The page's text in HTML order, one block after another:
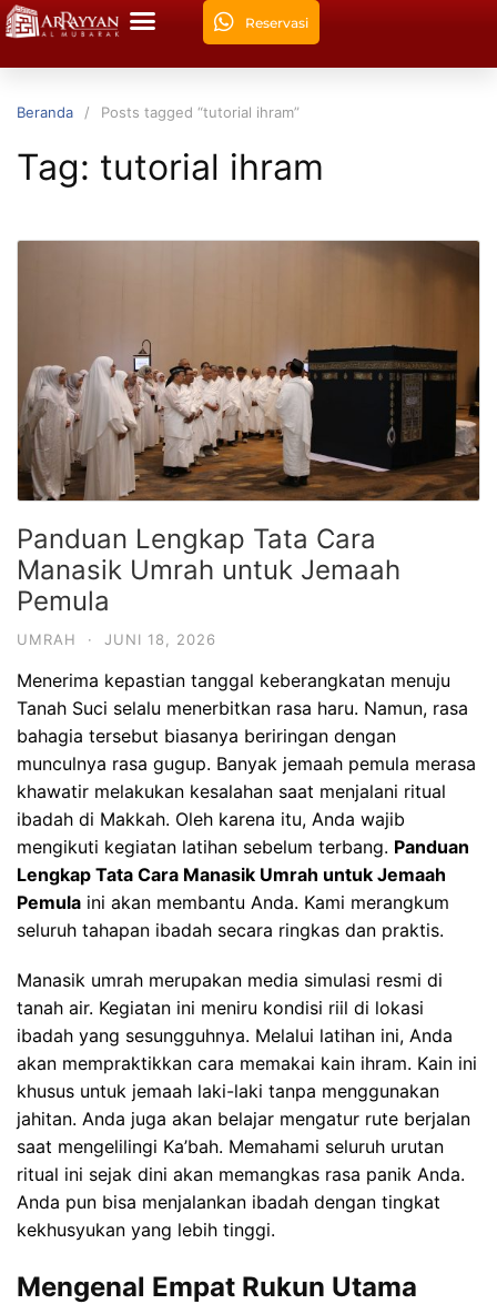
Reservasi
Beranda Posts tagged “tutorial ihram”
Tag: tutorial ihram
Panduan Lengkap Tata Cara
Manasik Umrah untuk Jemaah
Pemula
UMRAH · JUNI 18, 2026
Menerima kepastian tanggal keberangkatan menuju
Tanah Suci selalu menerbitkan rasa haru. Namun, rasa
bahagia tersebut biasanya beriringan dengan
munculnya rasa gugup. Banyak jemaah pemula merasa
khawatir melakukan kesalahan saat menjalani ritual
ibadah di Makkah. Oleh karena itu, Anda wajib
mengikuti kegiatan latihan sebelum terbang. Panduan
Lengkap Tata Cara Manasik Umrah untuk Jemaah
Pemula ini akan membantu Anda. Kami merangkum
seluruh tahapan ibadah secara ringkas dan praktis.
Manasik umrah merupakan media simulasi resmi di
tanah air. Kegiatan ini meniru kondisi riil di lokasi
ibadah yang sesungguhnya. Melalui latihan ini, Anda
akan mempraktikkan cara memakai kain ihram. Kain ini
khusus untuk jemaah laki-laki tanpa menggunakan
jahitan. Anda juga akan belajar mengatur rute berjalan
saat mengelilingi Ka’bah. Memahami seluruh urutan
ritual ini sejak dini akan memangkas rasa panik Anda.
Anda pun bisa menjalankan ibadah dengan tingkat
kekhusyukan yang lebih tinggi.
Mengenal Empat Rukun Utama